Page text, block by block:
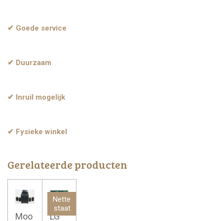
✔ Goede service
✔ Duurzaam
✔ Inruil mogelijk
✔ Fysieke winkel
Gerelateerde producten
Moo
Nette
staat
LG